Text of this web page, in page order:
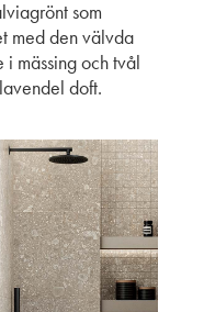
som
med den välvda
i mässing och tvål
doft.